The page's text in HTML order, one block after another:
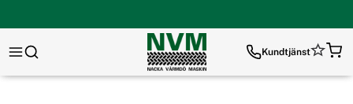
Kundtjänst